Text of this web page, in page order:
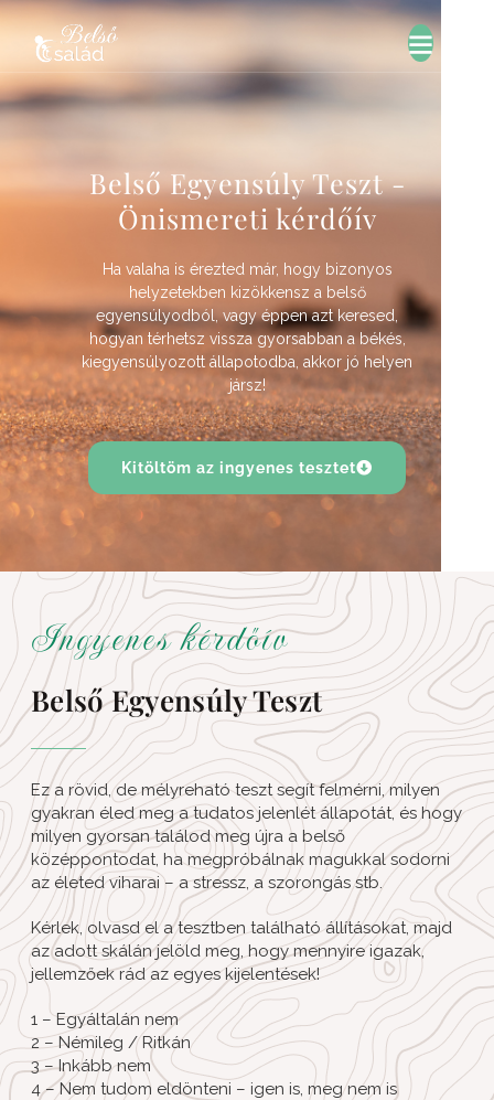
Belső Egyensúly Teszt -
Önismereti kérdőív
Ha valaha is érezted már, hogy bizonyos
helyzetekben kizökkensz a belső
egyensúlyodból, vagy éppen azt keresed,
hogyan térhetsz vissza gyorsabban a békés,
kiegyensúlyozott állapotodba, akkor jó helyen
jársz!
Kitöltöm az ingyenes tesztet
Ingyenes kérdőív
Belső Egyensúly Teszt
Ez a rövid, de mélyreható teszt segít felmérni, milyen
gyakran éled meg a tudatos jelenlét állapotát, és hogy
milyen gyorsan találod meg újra a belső
középpontodat, ha megpróbálnak magukkal sodorni
az életed viharai – a stressz, a szorongás stb.
Kérlek, olvasd el a tesztben található állításokat, majd
az adott skálán jelöld meg, hogy mennyire igazak,
jellemzőek rád az egyes kijelentések!
1 – Egyáltalán nem
2 – Némileg / Ritkán
3 – Inkább nem
4 – Nem tudom eldönteni – igen is, meg nem is